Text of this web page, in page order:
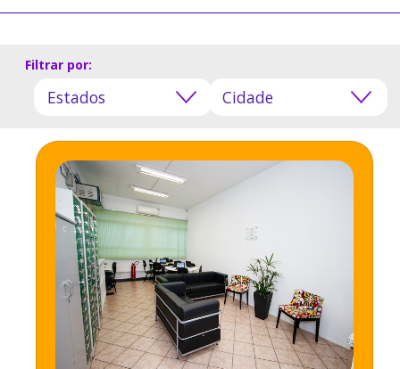
Filtrar por: